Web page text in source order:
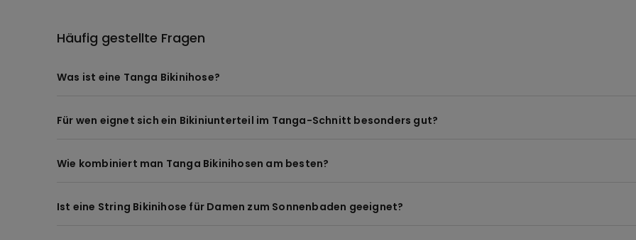
Häufig gestellte Fragen
Was ist eine Tanga Bikinihose?
Für wen eignet sich ein Bikiniunterteil im Tanga-Schnitt besonders gut?
Wie kombiniert man Tanga Bikinihosen am besten?
Ist eine String Bikinihose für Damen zum Sonnenbaden geeignet?